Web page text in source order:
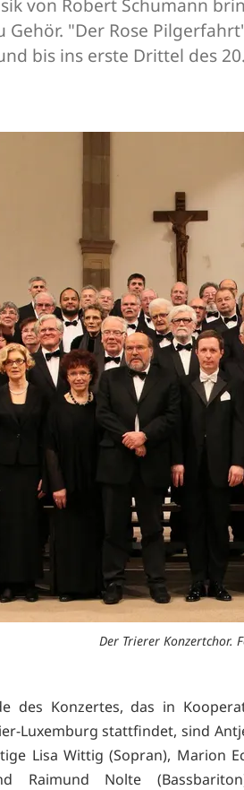
von Robert Schumann
"Der Rose
bis ins erste Drittel des
Der Trierer Konzertchor.
des Konzertes, das in
Luxemburg stattfindet, sind
Lisa Wittig (Sopran), Marion
Raimund Nolte